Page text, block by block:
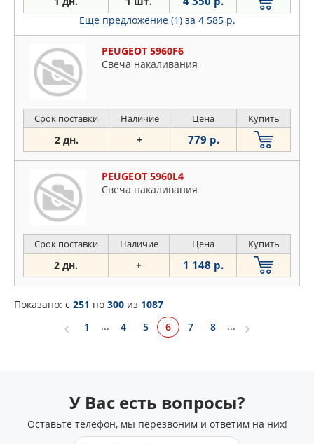
Еще предложение (1) за 4 585 р.
PEUGEOT 5960F6
Свеча накаливания
Срок поставки Наличие Цена Купить
2 дн. + 779 р.
PEUGEOT 5960L4
Свеча накаливания
Срок поставки Наличие Цена Купить
2 дн. + 1 148 р.
Показано: c 251 по 300 из 1087
1
... 4 5 6 7 8 ...
У Вас есть вопросы?
Оставьте телефон, мы перезвоним и ответим на них!